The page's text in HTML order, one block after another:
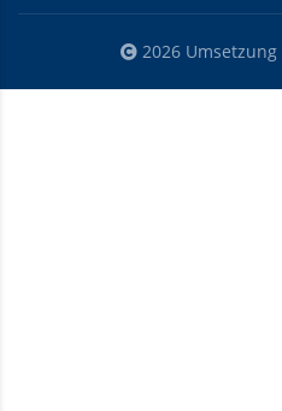
2026 Umsetzung